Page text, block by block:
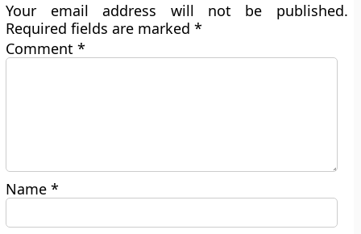
Your email address will not be published.
Required fields are marked*
Comment*
Name*